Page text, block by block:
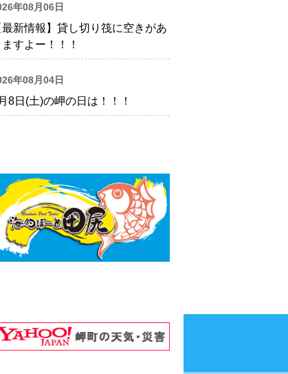
年08月06日
最新情報】貸し切り筏に空きがあ
ますよー！！！
年08月04日
8日(土)の岬の日は！！！